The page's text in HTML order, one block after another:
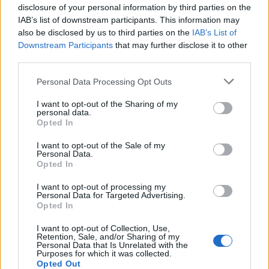
disclosure of your personal information by third parties on the
IAB’s list of downstream participants. This information may
also be disclosed by us to third parties on the IAB’s List of
Downstream Participants that may further disclose it to other
Personal Data Processing Opt Outs
I want to opt-out of the Sharing of my
personal data.
Opted In
I want to opt-out of the Sale of my
Personal Data.
Opted In
I want to opt-out of processing my
Personal Data for Targeted Advertising.
Opted In
I want to opt-out of Collection, Use,
Retention, Sale, and/or Sharing of my
Personal Data that Is Unrelated with the
Purposes for which it was collected.
Opted Out
Изкуствен интелект за първи път
създаде нови жизнеспособни вируси
07.08.2026 / 15:30